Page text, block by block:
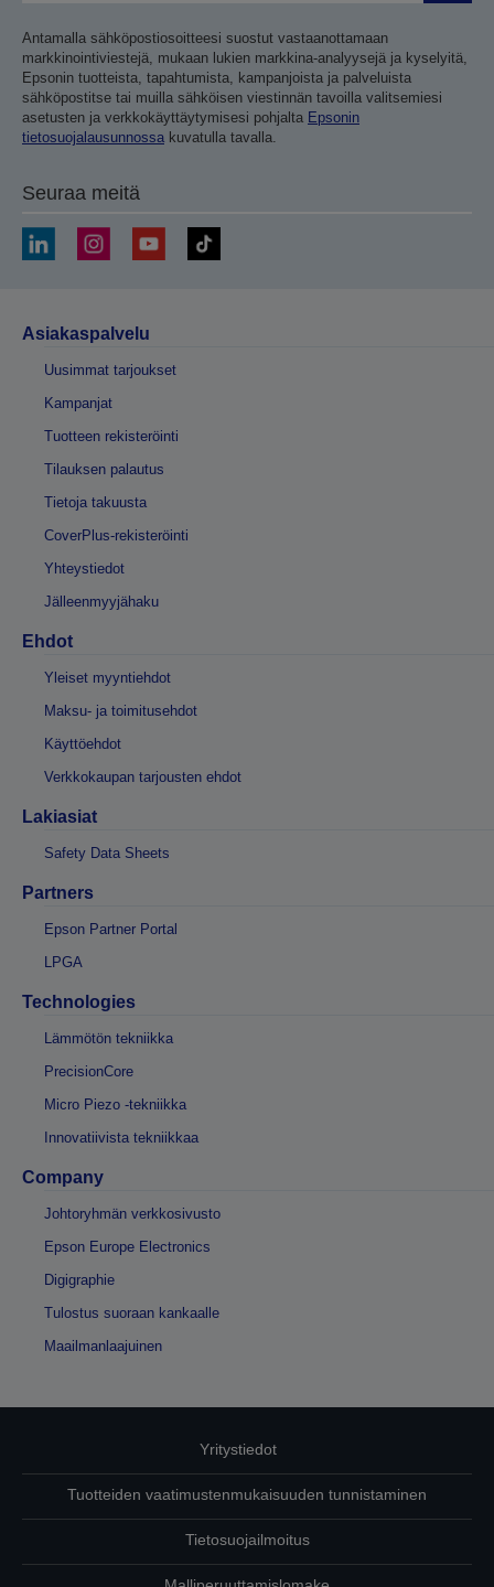
Antamalla sähköpostiosoitteesi suostut vastaanottamaan
markkinointiviestejä, mukaan lukien markkina-analyysejä ja kyselyitä,
Epsonin tuotteista, tapahtumista, kampanjoista ja palveluista
sähköpostitse tai muilla sähköisen viestinnän tavoilla valitsemiesi
asetusten ja verkkokäyttäytymisesi pohjalta Epsonin
tietosuojalausunnossa kuvatulla tavalla.
Seuraa meitä
Asiakaspalvelu
Uusimmat tarjoukset
Kampanjat
Tuotteen rekisteröinti
Tilauksen palautus
Tietoja takuusta
CoverPlus-rekisteröinti
Yhteystiedot
Jälleenmyyjähaku
Ehdot
Yleiset myyntiehdot
Maksu- ja toimitusehdot
Käyttöehdot
Verkkokaupan tarjousten ehdot
Lakiasiat
Safety Data Sheets
Partners
Epson Partner Portal
LPGA
Technologies
Lämmötön tekniikka
PrecisionCore
Micro Piezo -tekniikka
Innovatiivista tekniikkaa
Company
Johtoryhmän verkkosivusto
Epson Europe Electronics
Digigraphie
Tulostus suoraan kankaalle
Maailmanlaajuinen
Yritystiedot
Tuotteiden vaatimustenmukaisuuden tunnistaminen
Tietosuojailmoitus